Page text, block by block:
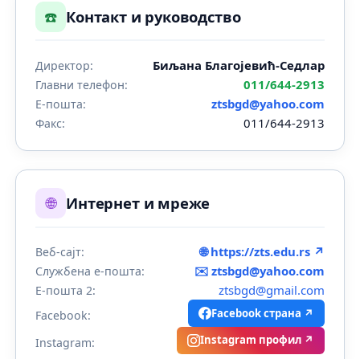
☎️ Контакт и руководство
Директор: Биљана Благојевић-Седлар
Главни телефон: 011/644-2913
Е-пошта: ztsbgd@yahoo.com
Факс: 011/644-2913
🌐 Интернет и мреже
Веб-сајт: 🌐 https://zts.edu.rs ↗
Службена е-пошта: ✉️ ztsbgd@yahoo.com
Е-пошта 2: ztsbgd@gmail.com
Facebook: Facebook страна ↗
Instagram: Instagram профил ↗